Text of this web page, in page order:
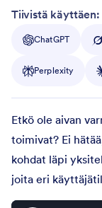
Post ID
Tiivistä käyttäen:
ChatGPT
Perplexity
Etkö ole aivan
toimivat? Ei
kohdat läpi
joita eri